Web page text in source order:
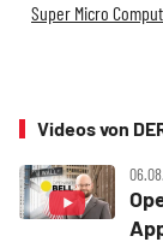
Super Micro
Videos von